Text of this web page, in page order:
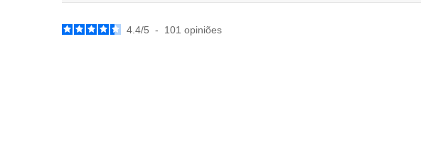
4.4/5 - 101 opiniões